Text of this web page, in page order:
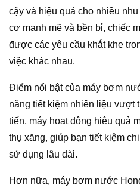
cậy và hiệu quả cho nhiều
cơ mạnh mẽ và bền bỉ, chiếc
được các yêu cầu khắt khe
việc khác nhau.
Điểm nổi bật của máy bơm
năng tiết kiệm nhiên liệu vượt
tiến, máy hoạt động hiệu quả
thụ xăng, giúp bạn tiết kiệm
sử dụng lâu dài.
Hơn nữa, máy bơm nước